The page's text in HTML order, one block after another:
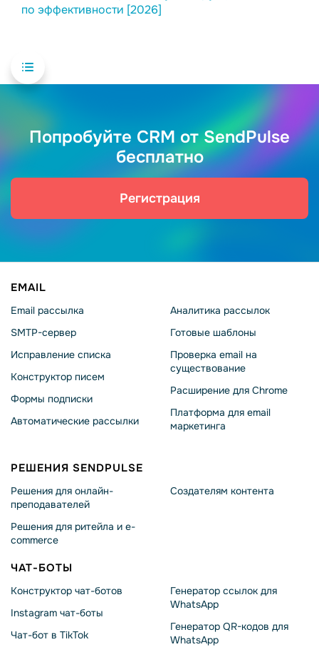
по эффективности [2026]
Попробуйте CRM от SendPulse
бесплатно
Регистрация
EMAIL
Email рассылка
SMTP-сервер
Исправление списка
Конструктор писем
Формы подписки
Автоматические рассылки
Аналитика рассылок
Готовые шаблоны
Проверка email на
существование
Расширение для Chrome
Платформа для email
маркетинга
РЕШЕНИЯ SENDPULSE
Решения для онлайн-
преподавателей
Решения для ритейла и e-
commerce
Создателям контента
ЧАТ-БОТЫ
Конструктор чат-ботов
Instagram чат-боты
Чат-бот в TikTok
Генератор ссылок для
WhatsApp
Генератор QR-кодов для
WhatsApp